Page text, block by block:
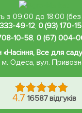
з 09:00 до 18:00 (без
49-12, 0 (93) 170-
10-58, 0 (67) 004-
«Насіння, Все для
м. Одеса,вул.
4.7 16587 відгуків